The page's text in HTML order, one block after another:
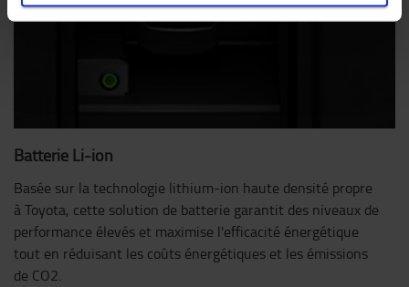
Batterie Li-ion
Basée sur la technologie lithium-ion haute densité propre
à Toyota, cette solution de batterie garantit des niveaux de
performance élevés et maximise l'efficacité énergétique
tout en réduisant les coûts énergétiques et les émissions
de CO2.